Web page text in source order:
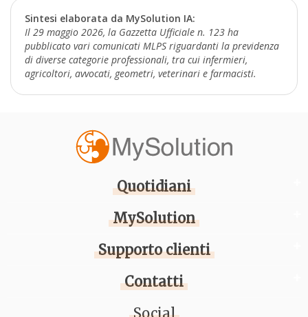
Sintesi elaborata da MySolution IA:
Il 29 maggio 2026, la Gazzetta Ufficiale n. 123 ha
pubblicato vari comunicati MLPS riguardanti la previdenza
di diverse categorie professionali, tra cui infermieri,
agricoltori, avvocati, geometri, veterinari e farmacisti.
Quotidiani
MySolution
Supporto clienti
Contatti
Social